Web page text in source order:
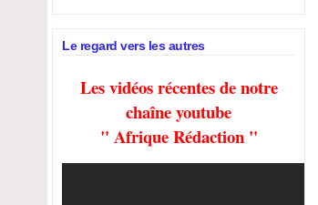
Le regard vers les autres
Les vidéos récentes de notre
chaîne youtube
" Afrique Rédaction "